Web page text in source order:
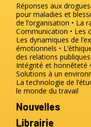
Réponses aux drogues
pour maladies et
de l’organisation
La
Communication
Les
Les dynamiques de
émotionnels
des relations publiques
Intégrité et honnêteté
Solutions à un
La technologie de
le monde du travail
Nouvelles
Librairie